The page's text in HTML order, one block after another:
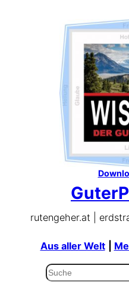
rutengeher.at |
Aus aller Welt
Suchen